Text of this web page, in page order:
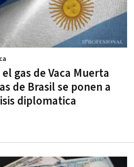
gas de Vaca Muerta
de Brasil se ponen a
diplomatica